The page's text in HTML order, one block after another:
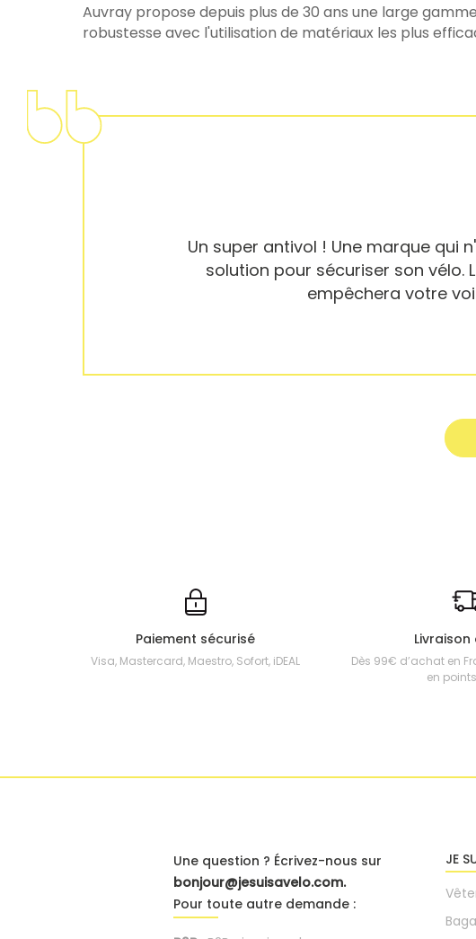
Auvray propose depuis plus de 30 ans une large
robustesse avec l'utilisation de matériaux les plus
Un super antivol ! Une marque qui
solution pour sécuriser son vélo.
empêchera votre
Paiement sécurisé
Visa, Mastercard, Maestro, Sofort, iDEAL
Dès 99€ d’achat en
en
Une question ? Écrivez-nous sur
bonjour@jesuisavelo.com.
Pour toute autre demande :
JE